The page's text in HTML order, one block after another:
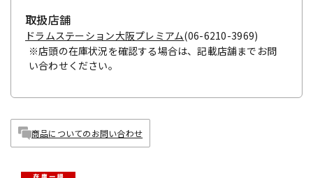
取扱店舗
ドラムステーション大阪プレミアム(06-6210-3969)
※店頭の在庫状況を確認する場合は、記載店舗までお問
い合わせください。
商品についてのお問い合わせ